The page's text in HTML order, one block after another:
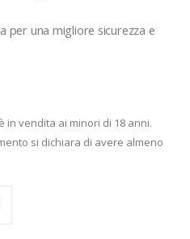
per una migliore sicurezza e
in vendita ai minori di 18 anni.
si dichiara di avere almeno